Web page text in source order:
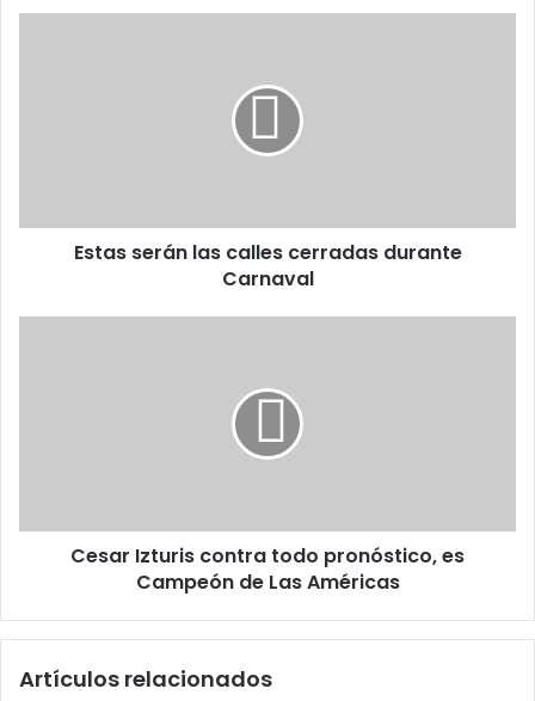
Estas serán las calles cerradas durante
Carnaval
Las
AméricasCesar Izturis contra todo pronóstico, es
Campeón de Las Américas
Artículos relacionados